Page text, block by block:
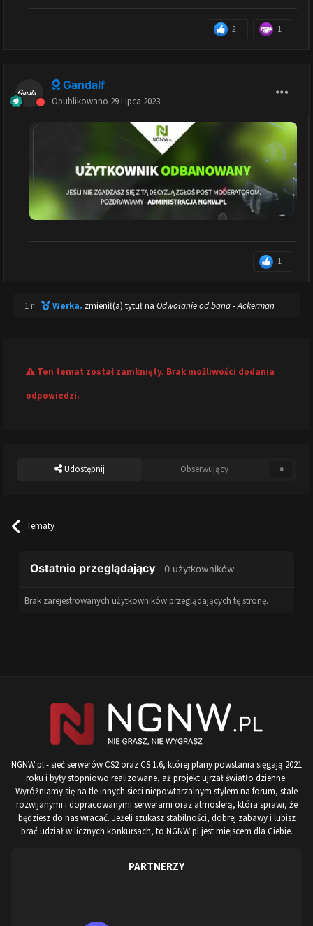
2 1
Gandalf
Opublikowano 29 Lipca 2023
1
1 r Werka. zmienił(a) tytuł na Odwołanie od bana - Ackerman
Ten temat został zamknięty. Brak możliwości dodania
odpowiedzi.
Udostępnij Obserwujący 0
Tematy
Ostatnio przeglądający 0 użytkowników
Brak zarejestrowanych użytkowników przeglądających tę stronę.
NGNW.pl - sieć serwerów CS2 oraz CS 1.6, której plany powstania sięgają 2021
roku i były stopniowo realizowane, aż projekt ujrzał światło dzienne.
Wyróżniamy się na tle innych sieci niepowtarzalnym stylem na forum, stale
rozwijanymi i dopracowanymi serwerami oraz atmosferą, która sprawi, że
będziesz do nas wracać. Jeżeli szukasz stabilności, dobrej zabawy i lubisz
brać udział w licznych konkursach, to NGNW.pl jest miejscem dla Ciebie.
PARTNERZY